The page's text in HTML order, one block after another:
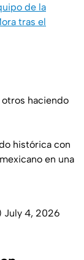
de la
tras el
haciendo
histórica con
en una
July 4, 2026